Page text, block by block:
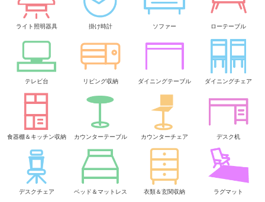
ライト照明器具 掛け時計 ソファー ローテーブル
テレビ台 リビング収納 ダイニングテーブル ダイニングチェア
食器棚＆キッチン収納 カウンターテーブル カウンターチェア デスク机
デスクチェア ベッド＆マットレス 衣類＆玄関収納 ラグマット